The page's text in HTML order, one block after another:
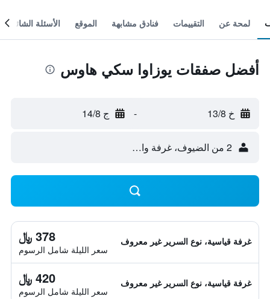
لمحة عن التقييمات فنادق مشابهة الموقع الأسئلة الشائعة
أفضل صفقات يوزاوا سكي هاوس
خ 13/8 - ج 14/8
2 من الضيوف، غرفة واحدة
غرفة قياسية، نوع السرير غير معروف 378 ﷼
سعر الليلة شامل الرسوم
غرفة قياسية، نوع السرير غير معروف 420 ﷼
سعر الليلة شامل الرسوم